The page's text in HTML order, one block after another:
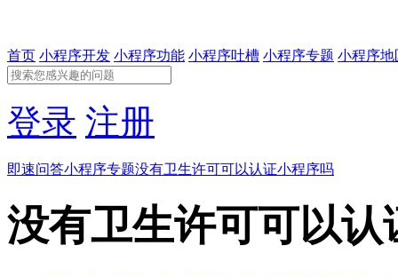
首页 小程序开发 小程序功能 小程序吐槽 小程序专题 小程序地
登录 注册
即速问答小程序专题没有卫生许可可以认证小程序吗
没有卫生许可可以认